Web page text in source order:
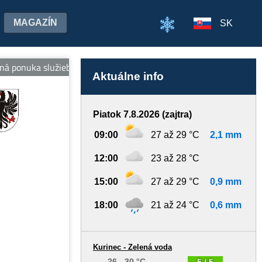
MAGAZÍN SK
služieb: bazénový komplex, tobogany, vodná nádrž,
Aktuálne info
Piatok 7.8.2026 (zajtra)
09:00 27 až 29 °C 2,1 mm
12:00 23 až 28 °C
15:00 27 až 29 °C 0,9 mm
18:00 21 až 24 °C 0,6 mm
Kurinec - Zelená voda